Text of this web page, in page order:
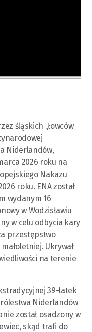
śląskich „łowców
Niderlandów,
2026 roku na
Nakazu
roku. ENA został
wydanym 16
w Wodzisławiu
w celu odbycia kary
przestępstwo
Ukrywał
na terenie
39-latek
Niderlandów
został osadzony w
skąd trafi do